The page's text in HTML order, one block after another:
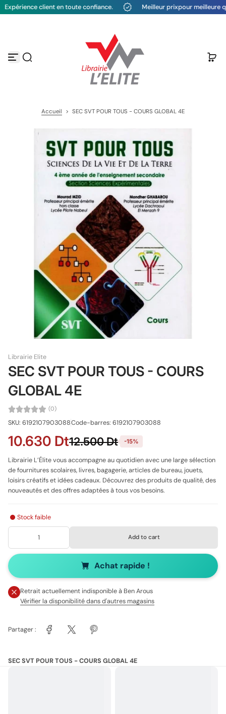
P
r
a
client en toute confiance. Meilleur prixpour meilleure
Accueil > SEC SVT POUR TOUS - COURS GLOBAL 4E
Librairie Elite
SEC SVT POUR TOUS - COURS
GLOBAL 4E
(0)
SKU: 6192107903088Code-barres: 6192107903088
10.630 Dt12.500 Dt -15%
Librairie L’Élite vous accompagne au quotidien avec une large sélection
de fournitures scolaires, livres, bagagerie, articles de bureau, jouets,
loisirs créatifs et idées cadeaux. Découvrez des produits de qualité, des
nouveautés et des offres adaptées à tous vos besoins.
Stock faible
Add to cart
Achat rapide !
Retrait actuellement indisponible à Ben Arous
Vérifier la disponibilité dans d'autres magasins
Partager :
SEC SVT POUR TOUS - COURS GLOBAL 4E